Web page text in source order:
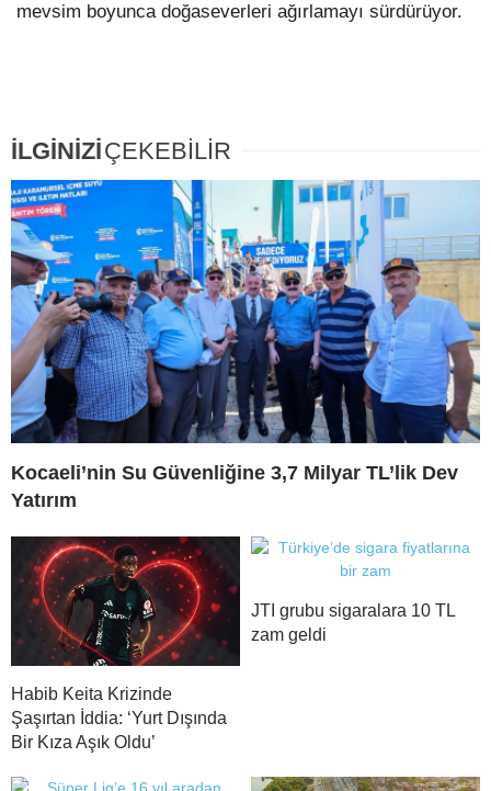
mevsim boyunca doğaseverleri ağırlamayı sürdürüyor.
İLGİNİZİÇEKEBİLİR
Kocaeli’nin Su Güvenliğine 3,7 Milyar TL’lik Dev
Yatırım
Habib Keita Krizinde
Şaşırtan İddia: ‘Yurt Dışında
Bir Kıza Aşık Oldu’
JTI grubu sigaralara 10 TL
zam geldi